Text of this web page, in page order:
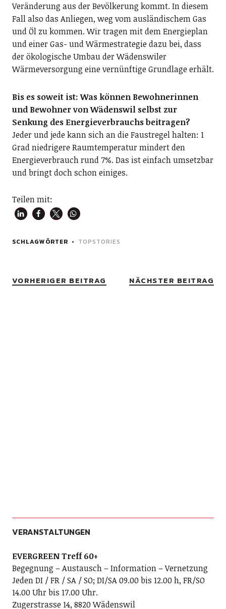
Veränderung aus der Bevölkerung kommt. In diesem
Fall also das Anliegen, weg vom ausländischem Gas
und Öl zu kommen. Wir tragen mit dem Energieplan
und einer Gas- und Wärmestrategie dazu bei, dass
der ökologische Umbau der Wädenswiler
Wärmeversorgung eine vernünftige Grundlage erhält.
Bis es soweit ist: Was können Bewohnerinnen
und Bewohner von Wädenswil selbst zur
Senkung des Energieverbrauchs beitragen?
Jeder und jede kann sich an die Faustregel halten: 1
Grad niedrigere Raumtemperatur mindert den
Energieverbrauch rund 7%. Das ist einfach umsetzbar
und bringt doch schon einiges.
Teilen mit:
SCHLAGWÖRTER TOPSTORIES
VORHERIGER BEITRAG NÄCHSTER BEITRAG
VERANSTALTUNGEN
EVERGREEN Treff 60+
Begegnung – Austausch – Information – Vernetzung
Jeden DI / FR / SA / SO; DI/SA 09.00 bis 12.00 h, FR/SO
14.00 Uhr bis 17.00 Uhr.
Zugerstrasse 14, 8820 Wädenswil